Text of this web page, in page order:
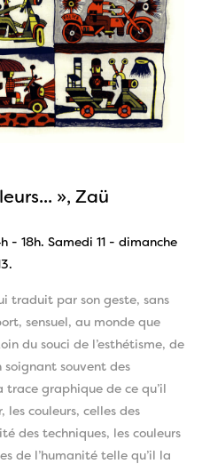
», Zaü
- 18h. Samedi 11 - dimanche
traduit par son geste, sans
sensuel, au monde que
du souci de l’esthétisme, de
soignant souvent des
graphique de ce qu’il
les couleurs, celles des
des techniques, les couleurs
de l’humanité telle qu’il la